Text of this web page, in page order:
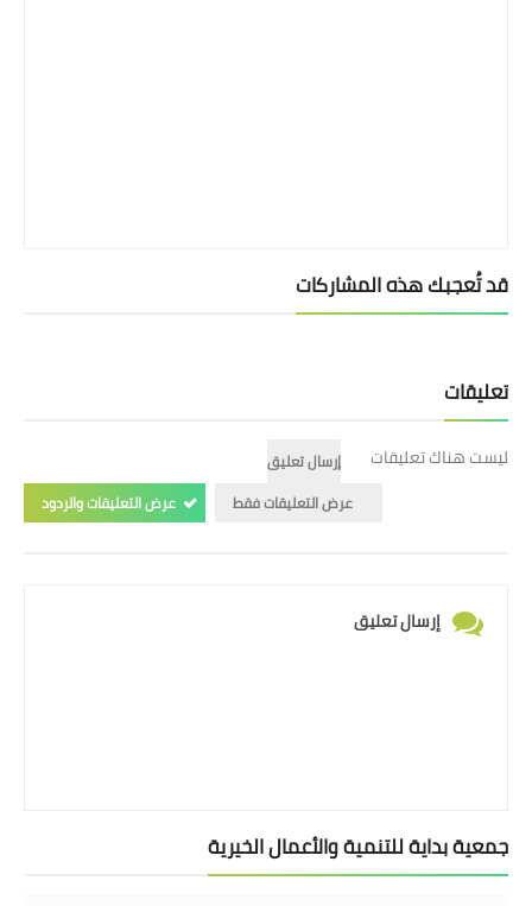
قد تُعجبك هذه المشاركات
تعليقات
ليست هناك تعليقات
إرسال تعليق
عرض التعليقات فقط
عرض التعليقات والردود
إرسال تعليق
جمعية بداية للتنمية والأعمال الخيرية